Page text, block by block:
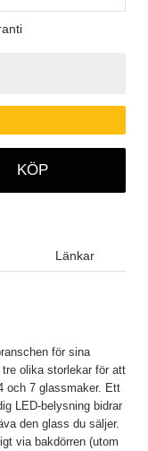
KÖP
Länkar
för sina
olika storlekar för att
och 7 glassmaker. Ett
LED-belysning bidrar
den glass du säljer.
via bakdörren (utom